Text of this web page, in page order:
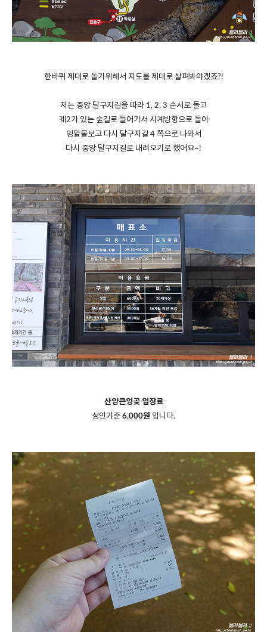
한바퀴 제대로 돌기위해서 지도를 제대로 살펴봐야겠죠?!
저는 중앙 달구지길을 따라 1, 2, 3 순서로 돌고
궤2가 있는 숲길로 들어가서 시계방향으로 돌아
엉알물보고 다시 달구지길 4 쪽으로 나와서
다시 중앙 달구지길로 내려오기로 했어요~!
산양큰엉곶 입장료
성인기준 6,000원 입니다.